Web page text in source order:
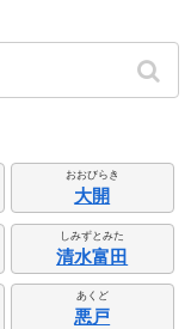
おおびらき
大開
しみずとみた
清水富田
あくど
悪戸